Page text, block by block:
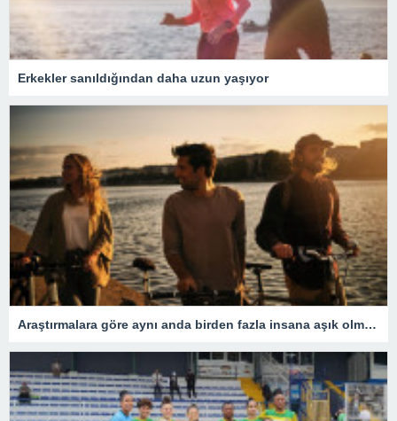
Erkekler sanıldığından daha uzun yaşıyor
Araştırmalara göre aynı anda birden fazla insana aşık olmak mümkün